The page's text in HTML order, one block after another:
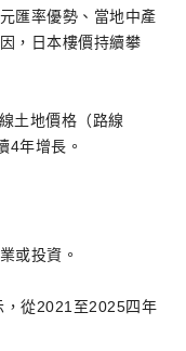
匯率優勢、當地中產
，日本樓價持續攀
土地價格（路線
4年增長。
或投資。
，從2021至2025四年